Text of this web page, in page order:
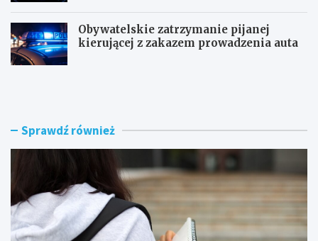
Obywatelskie zatrzymanie pijanej
kierującej z zakazem prowadzenia auta
G
y
a
W
B
n
o
m
Sprawdź również